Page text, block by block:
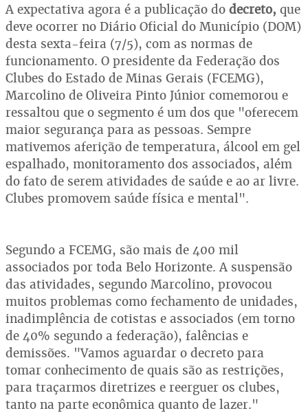
A expectativa agora é a publicação do decreto, que
deve ocorrer no Diário Oficial do Município (DOM)
desta sexta-feira (7/5), com as normas de
funcionamento. O presidente da Federação dos
Clubes do Estado de Minas Gerais (FCEMG),
Marcolino de Oliveira Pinto Júnior comemorou e
ressaltou que o segmento é um dos que "oferecem
maior segurança para as pessoas. Sempre
mativemos aferição de temperatura, álcool em gel
espalhado, monitoramento dos associados, além
do fato de serem atividades de saúde e ao ar livre.
Clubes promovem saúde física e mental".
Segundo a FCEMG, são mais de 400 mil
associados por toda Belo Horizonte. A suspensão
das atividades, segundo Marcolino, provocou
muitos problemas como fechamento de unidades,
inadimplência de cotistas e associados (em torno
de 40% segundo a federação), falências e
demissões. "Vamos aguardar o decreto para
tomar conhecimento de quais são as restrições,
para traçarmos diretrizes e reerguer os clubes,
tanto na parte econômica quanto de lazer."